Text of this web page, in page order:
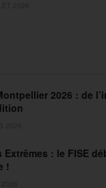
2026 : de
Extrêmes : le FISE
!